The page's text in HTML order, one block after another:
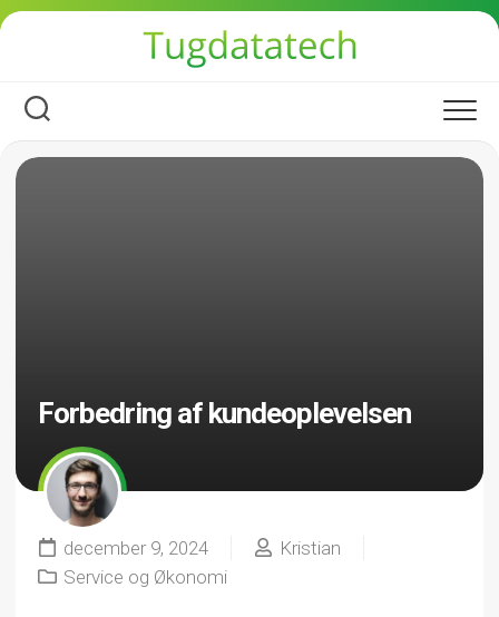
Skip
Forbedring af kundeoplevelsen
december 9, 2024
Kristian
Service og Økonomi